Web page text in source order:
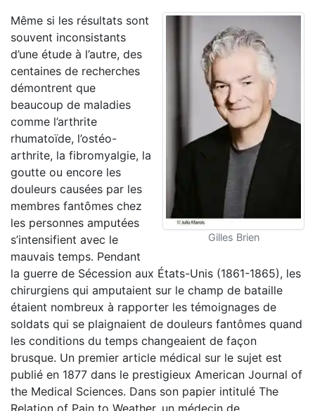
Gilles Brien
Même si les résultats sont
souvent inconsistants
d’une étude à l’autre, des
centaines de recherches
démontrent que
beaucoup de maladies
comme l’arthrite
rhumatoïde, l’ostéo-
arthrite, la fibromyalgie, la
goutte ou encore les
douleurs causées par les
membres fantômes chez
les personnes amputées
s’intensifient avec le
mauvais temps. Pendant
la guerre de Sécession aux États-Unis (1861-1865), les
chirurgiens qui amputaient sur le champ de bataille
étaient nombreux à rapporter les témoignages de
soldats qui se plaignaient de douleurs fantômes quand
les conditions du temps changeaient de façon
brusque. Un premier article médical sur le sujet est
publié en 1877 dans le prestigieux American Journal of
the Medical Sciences. Dans son papier intitulé The
Relation of Pain to Weather, un médecin de